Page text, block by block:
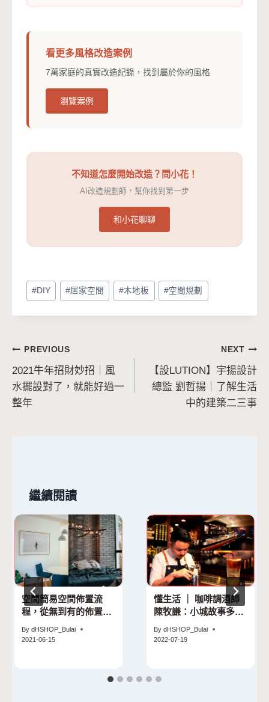
看更多風格改造案例
7萬家庭的真實改造紀錄，找到屬於你的風格
瀏覽案例
不知道怎麼開始改造？問小花！
AI改造規劃師，幫你找到第一步
和小花聊聊
Post
Tags:
#DIY #居家空間 #木地板 #空間規劃
文
章
導
PREVIOUS
2021牛年招財妙招｜風
水擺設對了，就能好過一
整年
NEXT
【設LUTION】宇揚設計
總監 劉哲揚｜了解生活
中的建築二三事
繼續閱讀
空間簡易空間佈置流
程，從無到有的佈置方
By dHSHOP_Bulai
2021-06-15
懂生活 ｜ 咖啡調酒師
陳牧謙：小城故事多，
By dHSHOP_Bulai
2022-07-19